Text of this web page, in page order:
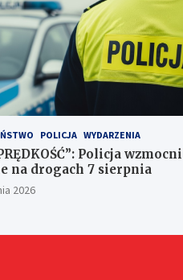
POLICJA WYDARZENIA
Policja wzmocni
na drogach 7 sierpnia
2026